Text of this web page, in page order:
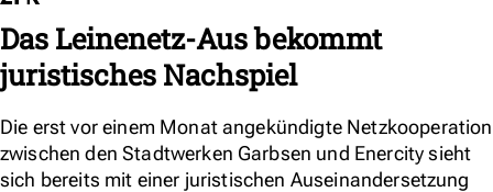
Das Leinenetz-Aus bekommt
juristisches Nachspiel
Die erst vor einem Monat angekündigte Netzkooperation
zwischen den Stadtwerken Garbsen und Enercity sieht
sich bereits mit einer juristischen Auseinandersetzung